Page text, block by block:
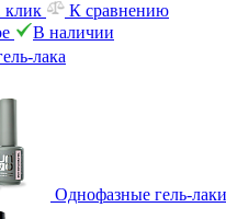
клик
К сравнению
В наличии
лака
Однофазные гель-